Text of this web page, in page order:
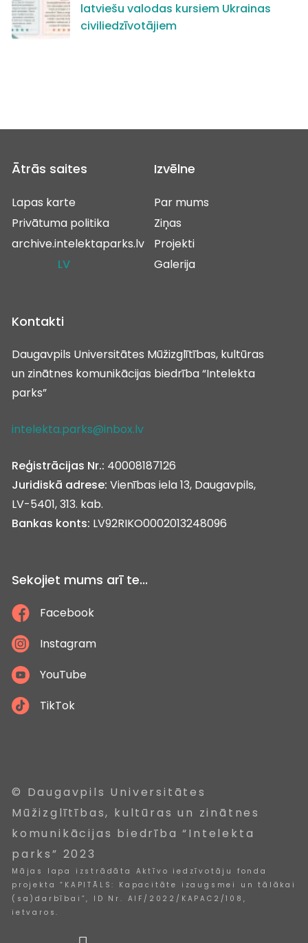
latviešu valodas kursiem Ukrainas
civiliedzīvotājiem
Ātrās saites
Lapas karte
Privātuma politika
archive.intelektaparks.lv
LV
Izvēlne
Par mums
Ziņas
Projekti
Galerija
Kontakti
Daugavpils Universitātes Mūžizglītības, kultūras
un zinātnes komunikācijas biedrība “Intelekta
parks”
intelekta.parks@inbox.lv
Reģistrācijas Nr.: 40008187126
Juridiskā adrese: Vienības iela 13, Daugavpils,
LV-5401, 313. kab.
Bankas konts: LV92RIKO0002013248096
Sekojiet mums arī te...
Facebook
Instagram
YouTube
TikTok
© Daugavpils Universitātes
Mūžizglītības, kultūras un zinātnes
komunikācijas biedrība “Intelekta
parks” 2023
Mājas lapa izstrādāta Aktīvo iedzīvotāju fonda
projekta “KAPITĀLS: Kapacitāte izaugsmei un tālākai
(sa)darbībai”, ID Nr. AIF/2022/KAPAC2/108,
ietvaros.